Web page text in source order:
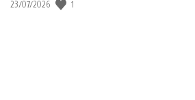
Fecha
23/07/2026 1